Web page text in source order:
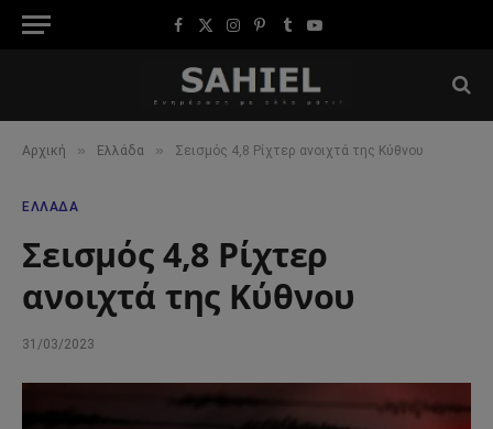
Facebook
X
Instagram
Pinterest
TumblrYouTube
Αρχική » Ελλάδα » Σεισμός 4,8 Ρίχτερ ανοιχτά της Κύθνου
ΕΛΛΆΔΑ
Σεισμός 4,8 Ρίχτερ
ανοιχτά της Κύθνου
31/03/2023